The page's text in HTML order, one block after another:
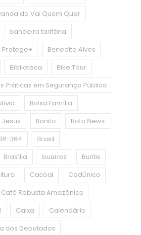
do Vai Quem Quer
bandeira tarifária
Protege+
Benedito Alves
Biblioteca
Bike Tour
Práticas em Segurança Pública
Bolsa Família
Jesus Bonito
Boto News
364
Brasil
Brasília bueiros
Buritis
Cacoal
CadÚnico
Café Robusta Amazônico
Caixa
Calendário
dos Deputados